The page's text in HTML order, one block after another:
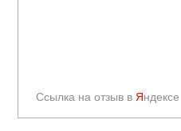
Ссылка на отзыв в Яндексе